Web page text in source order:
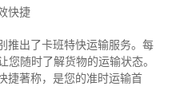
快捷
推出了卡班特快运输服务。每
您随时了解货物的运输状态。
捷著称，是您的准时运输首